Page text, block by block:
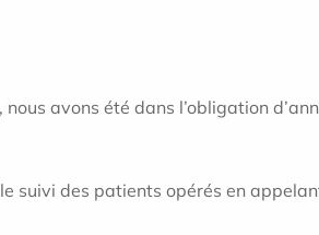
avons été dans l’obligation
suivi des patients opérés en